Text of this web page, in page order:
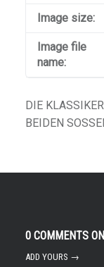
Image size:
Image file
name:
DIE
BEIDEN
0 COMMENTS
ADD YOURS →